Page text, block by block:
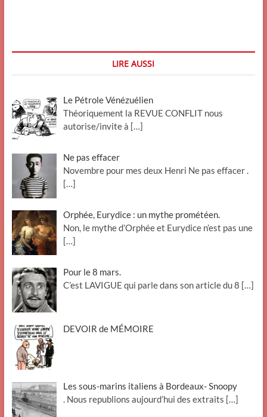
LIRE AUSSI
Le Pétrole Vénézuélien
Théoriquement la REVUE CONFLIT nous
autorise/invite à […]
Ne pas effacer
Novembre pour mes deux Henri Ne pas effacer .
[…]
Orphée, Eurydice : un mythe prométéen.
Non, le mythe d’Orphée et Eurydice n’est pas une
[…]
Pour le 8 mars.
C’est LAVIGUE qui parle dans son article du 8 […]
DEVOIR de MÉMOIRE
Les sous-marins italiens à Bordeaux- Snoopy
. Nous republions aujourd’hui des extraits […]